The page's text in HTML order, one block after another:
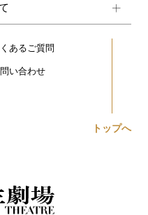
あるご質問
い合わせ
トップへ